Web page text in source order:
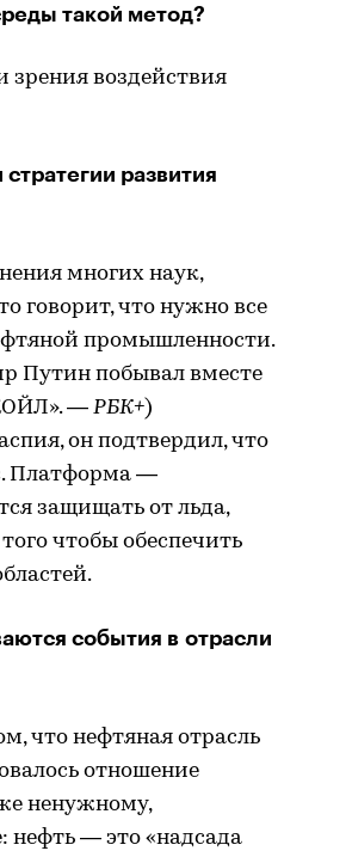
такой метод?
зрения воздействия
развития
многих наук,
говорит, что нужно все
промышленности.
Путин побывал вместе
— РБК+)
он подтвердил, что
Платформа —
защищать от льда,
чтобы обеспечить
события в отрасли
что нефтяная отрасль
отношение
ненужному,
— это «надсада